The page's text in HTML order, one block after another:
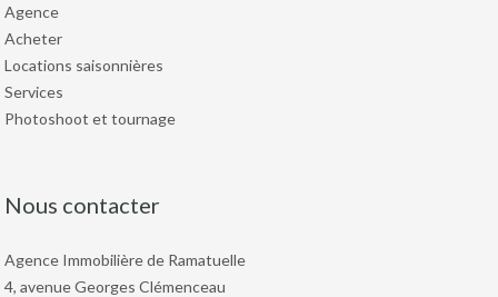
Agence
Acheter
Locations saisonnières
Services
Photoshoot et tournage
Nous contacter
Agence Immobilière de Ramatuelle
4, avenue Georges Clémenceau